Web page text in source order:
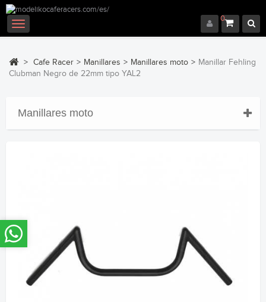
0
Navegación
Toggle
> Cafe Racer > Manillares > Manillares moto > Manillar Fehling
Clubman Negro de 22mm tipo YAL2
Manillares moto